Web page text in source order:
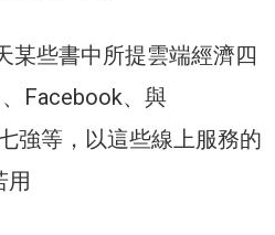
某些書中所提雲端經濟四
Facebook、與
強等，以這些線上服務的
用